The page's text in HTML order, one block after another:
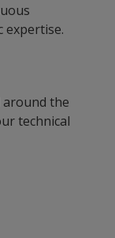
expertise.
around the
technical